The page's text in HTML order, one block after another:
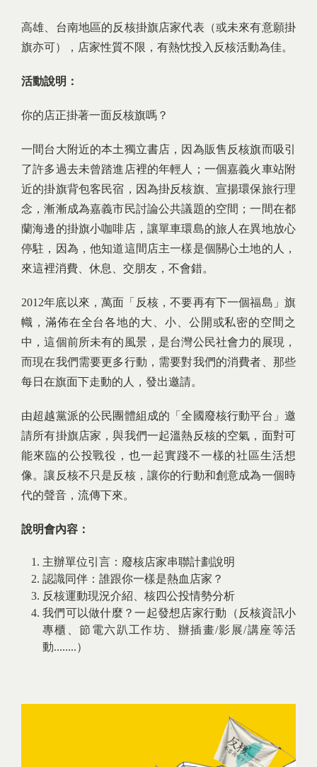
高雄、台南地區的反核掛旗店家代表（或未來有意願掛
旗亦可），店家性質不限，有熱忱投入反核活動為佳。
活動說明：
你的店正掛著一面反核旗嗎？
一間台大附近的本土獨立書店，因為販售反核旗而吸引
了許多過去未曾踏進店裡的年輕人；一個嘉義火車站附
近的掛旗背包客民宿，因為掛反核旗、宣揚環保旅行理
念，漸漸成為嘉義市民討論公共議題的空間；一間在都
蘭海邊的掛旗小咖啡店，讓單車環島的旅人在異地放心
停駐，因為，他知道這間店主一樣是個關心土地的人，
來這裡消費、休息、交朋友，不會錯。
2012年底以來，萬面「反核，不要再有下一個福島」旗
幟，滿佈在全台各地的大、小、公開或私密的空間之
中，這個前所未有的風景，是台灣公民社會力的展現，
而現在我們需要更多行動，需要對我們的消費者、那些
每日在旗面下走動的人，發出邀請。
由超越黨派的公民團體組成的「全國廢核行動平台」邀
請所有掛旗店家，與我們一起溫熱反核的空氣，面對可
能來臨的公投戰役，也一起實踐不一樣的社區生活想
像。讓反核不只是反核，讓你的行動和創意成為一個時
代的聲音，流傳下來。
說明會內容：
主辦單位引言：廢核店家串聯計劃說明
認識同伴：誰跟你一樣是熱血店家？
反核運動現況介紹、核四公投情勢分析
我們可以做什麼？一起發想店家行動（反核資訊小
專櫃、節電六趴工作坊、辦插畫/影展/講座等活
動........）